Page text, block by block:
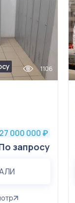
|
1106
27 000 000 ₽
запросу